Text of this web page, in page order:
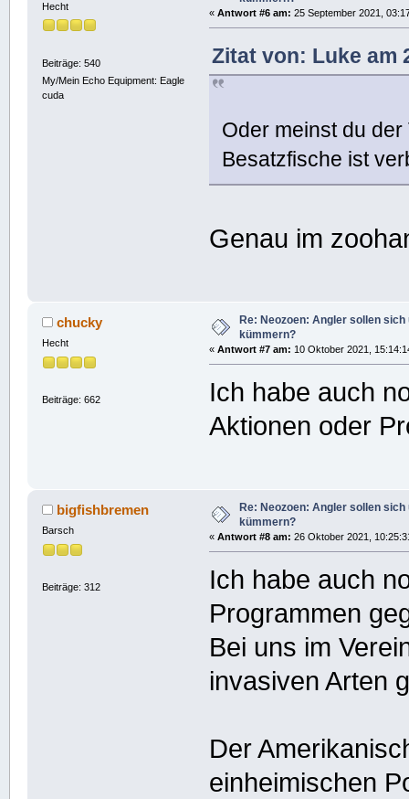
Hecht
Beiträge: 540
My/Mein Echo Equipment: Eagle
cuda
«Antwort #6 am: 25 September 2021,
Zitat von: Luke am
Oder meinst du
Besatzfische ist
Genau im
chucky
Hecht
Beiträge: 662
Re: Neozoen: Angler sollen
kümmern?
«Antwort #7 am: 10 Oktober 2021,
Ich habe auch
Aktionen oder
bigfishbremen
Barsch
Beiträge: 312
Re: Neozoen: Angler sollen
kümmern?
«Antwort #8 am: 26 Oktober 2021,
Ich habe auch
Programmen
Bei uns im
invasiven Arten
Der
einheimischen